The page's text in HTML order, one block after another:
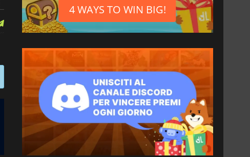
4 WAYS TO WIN BIG!